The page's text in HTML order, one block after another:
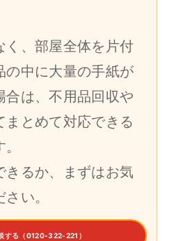
く、部屋全体を片付
の中に大量の手紙が
合は、不用品回収や
まとめて対応できる
きるか、まずはお気
い。
する（0120-322-221）